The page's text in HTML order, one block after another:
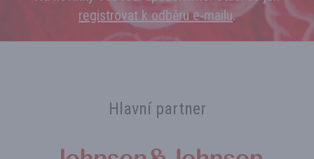
registrovat k odběru e‑mailu.
Hlavní partner